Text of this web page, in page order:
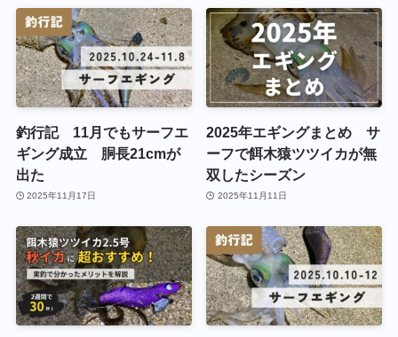
釣行記 11月でもサーフエ
ギング成立 胴長21cmが
出た
2025年11月17日
2025年エギングまとめ サ
ーフで餌木猿ツツイカが無
双したシーズン
2025年11月11日